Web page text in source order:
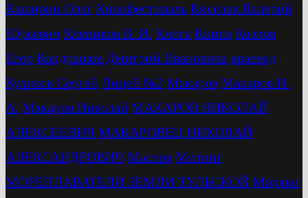
Каширин Олег Кинофестиваль Киселев Валерий
Юрьевич Клепиков В. И. Книга Книги Козлов
Егор Кондрашов Дмитрий Ивановича краевед
Куликов Сергей Лицей №2 Макаров Макаров Н.
А. Макаров Николай МАКАРОВ НИКОЛАЙ
АЛЕКСЕЕВИЧ МАКАРОВЕЦ НИКОЛАЙ
АЛЕКСАНДРОВИЧ Маслов Митинг
МОРЕПЛАВАТЕЛИ ЗЕМЛИ ТУЛЬСКОЙ Моряки